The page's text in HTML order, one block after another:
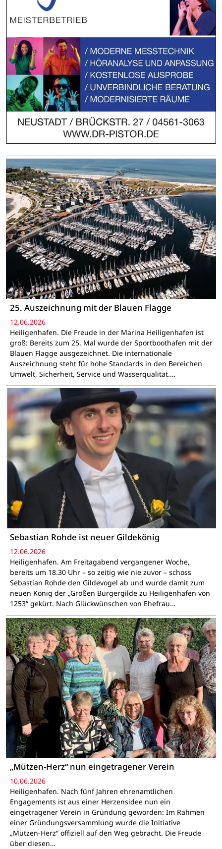
25. Auszeichnung mit der Blauen Flagge
12.06.2026
Heiligenhafen. Die Freude in der Marina Heiligenhafen ist
groß: Bereits zum 25. Mal wurde der Sportboothafen mit der
Blauen Flagge ausgezeichnet. Die internationale
Auszeichnung steht für hohe Standards in den Bereichen
Umwelt, Sicherheit, Service und Wasserqualität.…
Sebastian Rohde ist neuer Gildekönig
12.06.2026
Heiligenhafen. Am Freitagabend vergangener Woche,
bereits um 18.30 Uhr – so zeitig wie nie zuvor – schoss
Sebastian Rohde den Gildevogel ab und wurde damit zum
neuen König der „Großen Bürgergilde zu Heiligenhafen von
1253“ gekürt. Nach Glückwünschen von Ehefrau…
„Mützen-Herz“ nun eingetragener Verein
10.06.2026
Heiligenhafen. Nach fünf Jahren ehrenamtlichen
Engagements ist aus einer Herzensidee nun ein
eingetragener Verein in Gründung geworden: Im Rahmen
einer Gründungsversammlung wurde die Initiative
„Mützen-Herz“ offiziell auf den Weg gebracht. Die Freude
über diesen…